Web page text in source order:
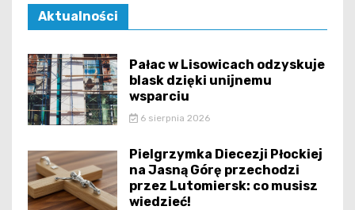
Aktualności
Pałac w Lisowicach odzyskuje
blask dzięki unijnemu
wsparciu
6 sierpnia 2026
Pielgrzymka Diecezji Płockiej
na Jasną Górę przechodzi
przez Lutomiersk: co musisz
wiedzieć!